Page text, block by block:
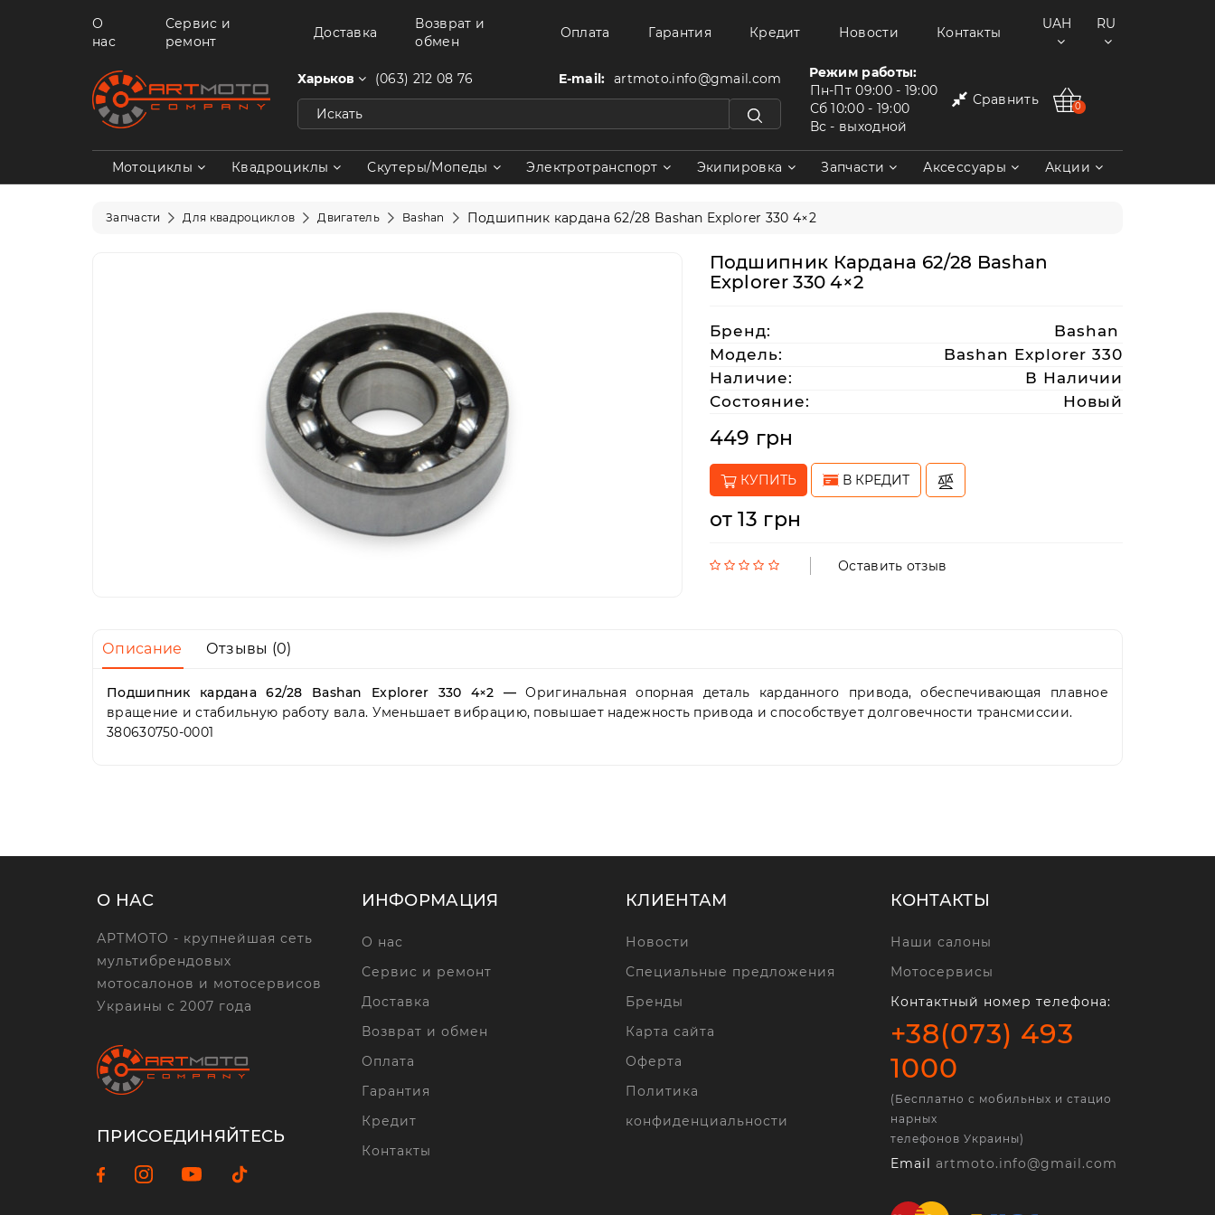
О
нас
Сервис и
ремонт
Доставка
Возврат и
обмен
Оплата Гарантия Кредит Новости Контакты
UAH RU
Харьков (063) 212 08 76 E-mail: artmoto.info@gmail.com
Режим работы:
Пн-Пт 09:00 - 19:00
Сб 10:00 - 19:00
Вс - выходной
Сравнить 0
Мотоциклы Квадроциклы Скутеры/Мопеды Электротранспорт Экипировка Запчасти Аксессуары Акции
Запчасти Для квадроциклов Двигатель Bashan Подшипник кардана 62/28 Bashan Explorer 330 4×2
Подшипник Кардана 62/28 Bashan
Explorer 330 4×2
Бренд:
Bashan
Модель:
Bashan Explorer 330
Наличие:
В Наличии
Состояние:
Новый
449 грн
КУПИТЬ В КРЕДИТ
от 13 грн
Оставить отзыв
Описание Отзывы (0)
Подшипник кардана 62/28 Bashan Explorer 330 4×2 —Оригинальная опорная деталь карданного привода, обеспечивающая плавное
вращение и стабильную работу вала. Уменьшает вибрацию, повышает надежность привода и способствует долговечности трансмиссии.
380630750-0001
О НАС
АРТМОТО - крупнейшая сеть
мультибрендовых
мотосалонов и мотосервисов
Украины с 2007 года
ПРИСОЕДИНЯЙТЕСЬ
ИНФОРМАЦИЯ
О нас
Сервис и ремонт
Доставка
Возврат и обмен
Оплата
Гарантия
Кредит
Контакты
КЛИЕНТАМ
Новости
Специальные предложения
Бренды
Карта сайта
Оферта
Политика
конфиденциальности
КОНТАКТЫ
Наши салоны
Мотосервисы
Контактный номер телефона:
+38(073) 493
1000
(Бесплатно с мобильных и стацио
нарных
телефонов Украины)
Email artmoto.info@gmail.com